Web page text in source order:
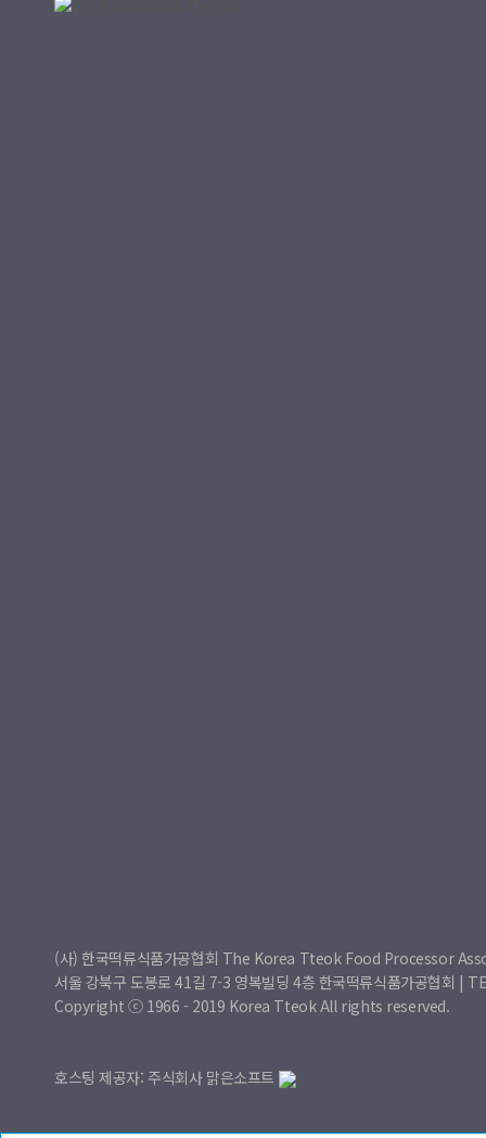
(사) 한국떡류식품가공협회 The Korea Tteok Food Processor
서울 강북구 도봉로 41길 7-3 영복빌딩 4층 한국떡류식품가공협회 |
Copyright ⓒ 1966 - 2019 Korea Tteok All rights reserved.
호스팅 제공자: 주식회사 맑은소프트